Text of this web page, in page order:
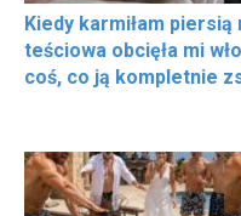
Kiedy karmiłam
teściowa obcięła mi
coś, co ją kompletnie